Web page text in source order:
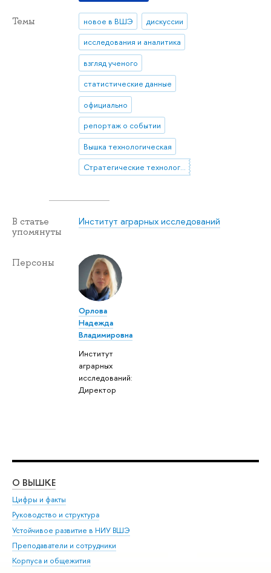
Темы новое в ВШЭ
дискуссии
исследования и аналитика
взгляд ученого
статистические данные
официально
репортаж о событии
Вышка технологическая
Стратегические технологические проекты
В статье
упомянуты
Институт аграрных исследований
Персоны
Орлова
Надежда
Владимировна
Институт
аграрных
исследований:
Директор
О ВЫШКЕ
Цифры и факты
Руководство и структура
Устойчивое развитие в НИУ ВШЭ
Преподаватели и сотрудники
Корпуса и общежития